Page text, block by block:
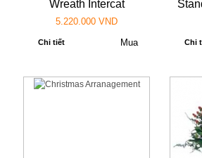
Wreath Intercat
5.220.000 VND
Chi tiết Chi